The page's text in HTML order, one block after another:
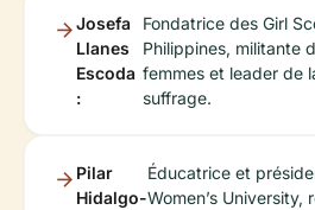
Josefa
Llanes
Escoda
:
Fondatrice des Girl
Philippines, militante
femmes et leader de
suffrage.
Pilar
Hidalgo-
Éducatrice et
Women’s University,